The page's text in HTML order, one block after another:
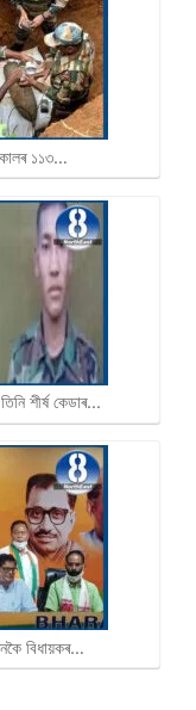
কালৰ ১১৩…
শীৰ্ষ কেডাৰ...
বিধায়কৰ…